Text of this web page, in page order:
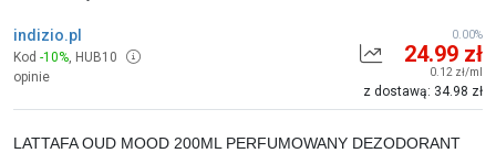
indizio.pl
Kod -10%, HUB10
opinie
24.99 zł
0.12 zł/ml
z dostawą: 34.98 zł
0.00%
LATTAFA OUD MOOD 200ML PERFUMOWANY DEZODORANT